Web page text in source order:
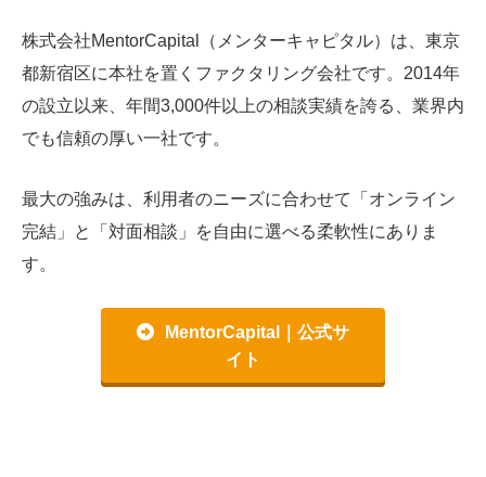
株式会社MentorCapital（メンターキャピタル）は、東京
都新宿区に本社を置くファクタリング会社です。2014年
の設立以来、年間3,000件以上の相談実績を誇る、業界内
でも信頼の厚い一社です。
最大の強みは、利用者のニーズに合わせて「オンライン
完結」と「対面相談」を自由に選べる柔軟性にありま
す。
MentorCapital｜公式サ
イト